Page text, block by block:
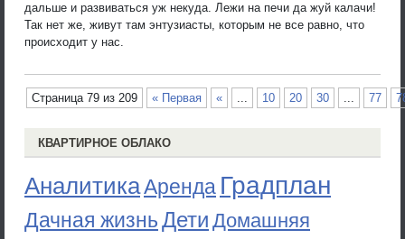
дальше и развиваться уж некуда. Лежи на печи да жуй калачи!
Так нет же, живут там энтузиасты, которым не все равно, что
происходит у нас.
Страница 79 из 209 « Первая « ... 10 20 30 ... 77
КВАРТИРНОЕ ОБЛАКО
АналитикаАренда Градплан
Дачная жизньДети Домашняя